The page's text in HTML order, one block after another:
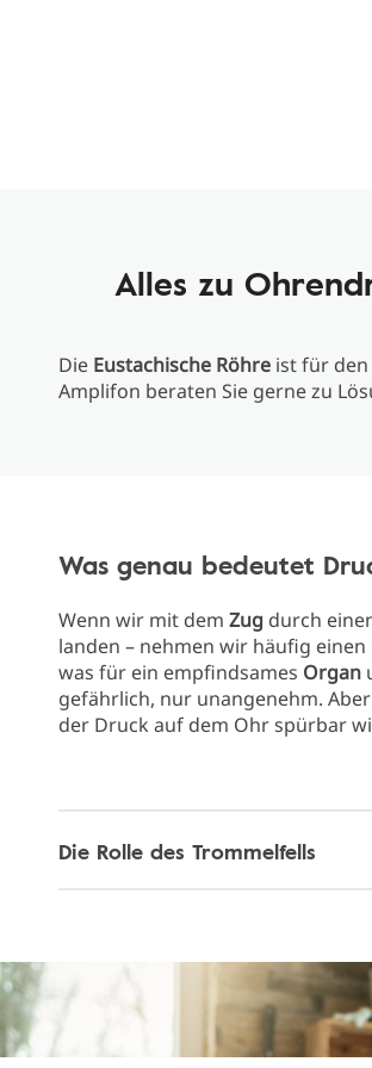
Alles zu
Die Eustachische Röhre ist für
Amplifon beraten Sie gerne zu
Was genau bedeutet
Wenn wir mit dem Zug durch
landen – nehmen wir häufig einen
was für ein empfindsames Organ
gefährlich, nur unangenehm.
der Druck auf dem Ohr spürbar
Die Rolle des Trommelfells